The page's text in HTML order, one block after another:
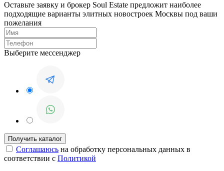
Оставьте заявку и брокер Soul Estate предложит наиболее
подходящие варианты элитных новостроек Москвы под ваши
пожелания
Выберите мессенджер
Соглашаюсь на обработку персональных данных в
соответствии с Политикой